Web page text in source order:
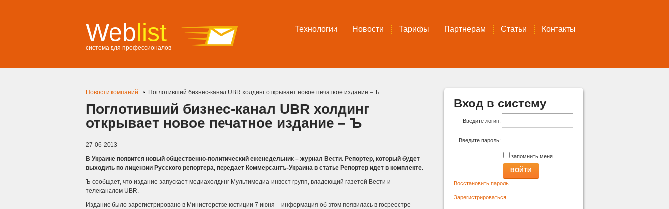
Weblist
система для профессионалов
Технологии Новости Тарифы Партнерам Статьи Контакты
Новости компаний Поглотивший бизнес-канал UBR холдинг открывает новое печатное издание – Ъ
Поглотивший бизнес-канал UBR холдинг
открывает новое печатное издание – Ъ
27-06-2013
В Украине появится новый общественно-политический еженедельник – журнал Вести. Репортер, который будет
выходить по лицензии Русского репортера, передает Коммерсантъ-Украина в статье Репортер идет в комплекте.
Ъ сообщает, что издание запускает медиахолдинг Мультимедиа-инвест групп, владеющий газетой Вести и
телеканалом UBR.
Издание было зарегистрировано в Министерстве юстиции 7 июня – информация об этом появилась в госреестре
Вход в систему
Введите логин:
Введите пароль:
запомнить меня
ВОЙТИ
Восстановить пароль
Зарегистрироваться